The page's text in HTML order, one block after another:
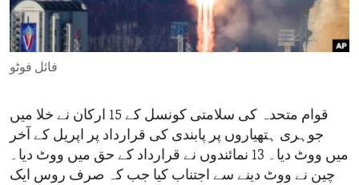
ENVIRONMENT AND HEALTH
IDEALS AND INSTITUTIONS
فائل فوٹو
قوام متحدہ کی سلامتی کونسل کے 15 ارکان نے خلا میں
جوہری ہتھیاروں پر پابندی کی قرارداد پر اپریل کے آخر
میں ووٹ دیا۔ 13 نمائندوں نے قرارداد کے حق میں ووٹ دیا۔
چین نے ووٹ دینے سے اجتناب کیا جب کہ صرف روس ایک